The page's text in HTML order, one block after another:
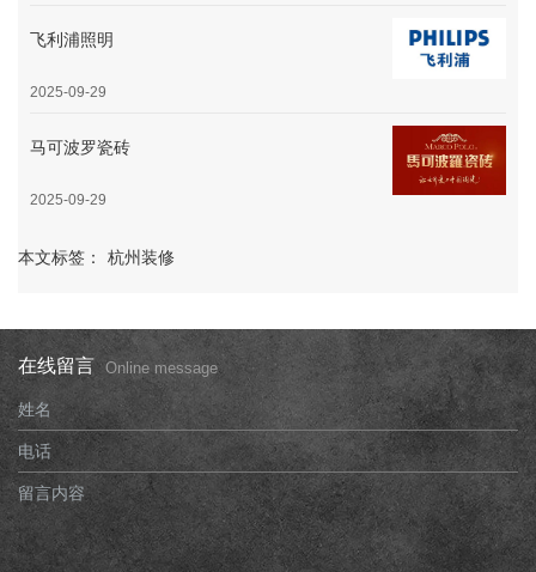
飞利浦照明
2025-09-29
马可波罗瓷砖
2025-09-29
本文标签： 杭州装修
在线留言 Online message
姓名
电话
留言内容